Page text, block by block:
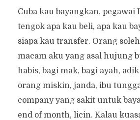
Cuba kau bayangkan, pegawai
tengok apa kau beli, apa kau
siapa kau transfer. Orang
macam aku yang asal hujung
habis, bagi mak, bagi ayah,
orang miskin, janda, ibu
company yang sakit untuk
end of month, licin. Kalau